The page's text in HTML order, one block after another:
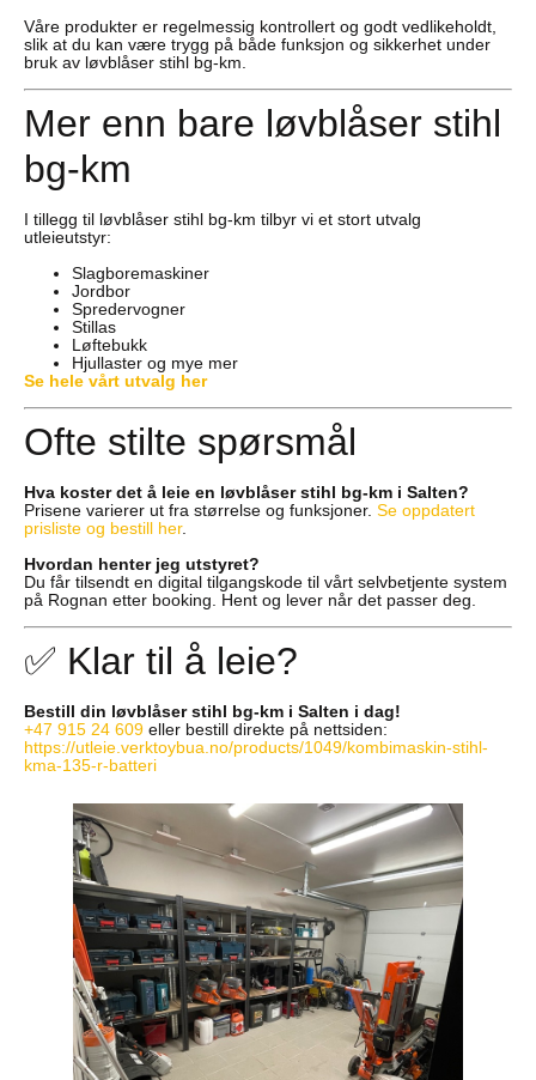
Våre produkter er regelmessig kontrollert og godt vedlikeholdt,
slik at du kan være trygg på både funksjon og sikkerhet under
bruk av løvblåser stihl bg-km.
Mer enn bare løvblåser stihl
bg-km
I tillegg til løvblåser stihl bg-km tilbyr vi et stort utvalg
utleieutstyr:
Slagboremaskiner
Jordbor
Spredervogner
Stillas
Løftebukk
Hjullaster og mye mer
Se hele vårt utvalg her
Ofte stilte spørsmål
Hva koster det å leie en løvblåser stihl bg-km i Salten?
Prisene varierer ut fra størrelse og funksjoner. Se oppdatert
prisliste og bestill her.
Hvordan henter jeg utstyret?
Du får tilsendt en digital tilgangskode til vårt selvbetjente system
på Rognan etter booking. Hent og lever når det passer deg.
✅ Klar til å leie?
Bestill din løvblåser stihl bg-km i Salten i dag!
+47 915 24 609 eller bestill direkte på nettsiden:
https://utleie.verktoybua.no/products/1049/kombimaskin-stihl-
kma-135-r-batteri